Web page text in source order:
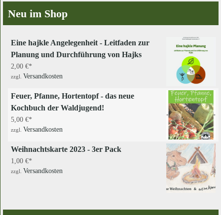
Neu im Shop
Eine hajkle Angelegenheit - Leitfaden zur
Planung und Durchführung von Hajks
2,00 €
zzgl. Versandkosten
Feuer, Pfanne, Hortentopf - das neue
Kochbuch der Waldjugend!
5,00 €
zzgl. Versandkosten
Weihnachtskarte 2023 - 3er Pack
1,00 €
zzgl. Versandkosten